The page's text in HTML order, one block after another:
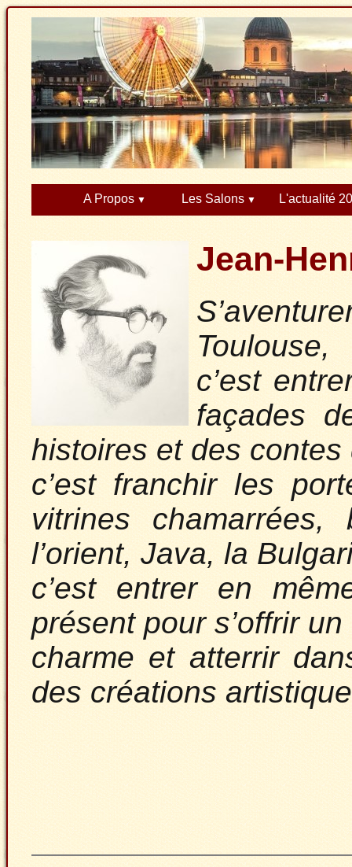
A Propos Les Salons L'actualité
Jean-
Toulouse,
c’est
façades
histoires et des
c’est franchir les
vitrines
l’orient, Java, la
c’est entrer en
présent pour s’offrir
charme et atterrir
des créations